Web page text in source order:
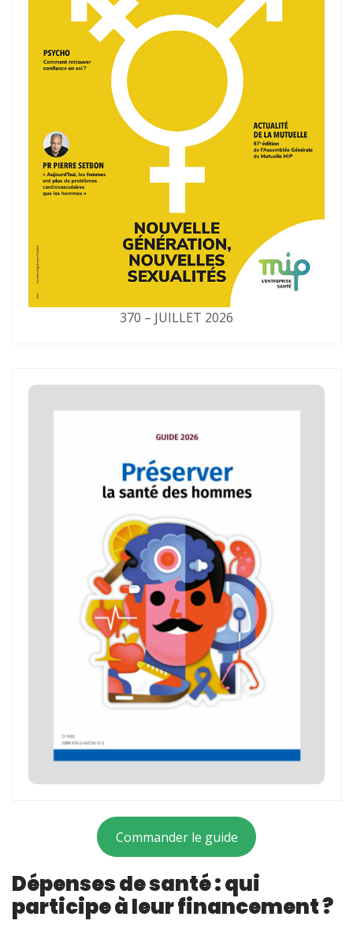
370 – JUILLET 2026
Commander le guide
Dépenses de santé : qui
participe à leur financement ?